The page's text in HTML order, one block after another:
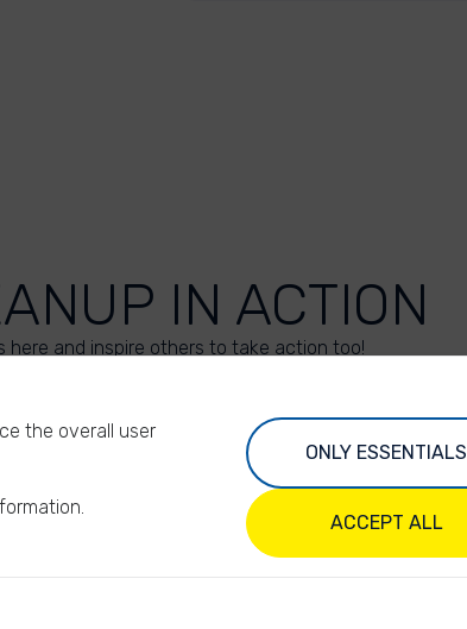
IN ACTION
here and inspire others to take action too!
the overall user
ONLY ESSENTIALS
ACCEPT ALL